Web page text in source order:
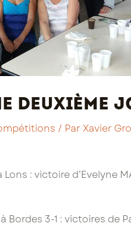
deuxième
/ Par Xavier
: victoire d’Evelyne
Bordes 3-1 : victoires